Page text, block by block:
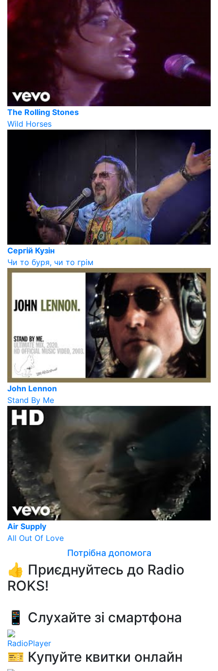
The Rolling Stones
Wild Horses
Сергій Кузін
Чи то буря, чи то грiм
John Lennon
Stand By Me
Air Supply
All Out Of Love
Потрібна допомога
👍 Приєднуйтесь до Radio
ROKS!
📱 Слухайте зі смартфона
RadioPlayer
🎫 Купуйте квитки онлайн